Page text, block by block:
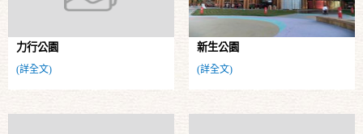
力行公園
(詳全文)
新生公園
(詳全文)